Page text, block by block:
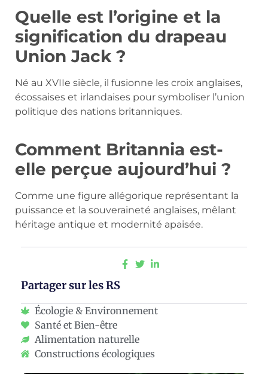
Quelle est l’origine et la
signification du drapeau
Union Jack ?
Né au XVIIe siècle, il fusionne les croix anglaises,
écossaises et irlandaises pour symboliser l’union
politique des nations britanniques.
Comment Britannia est-
elle perçue aujourd’hui ?
Comme une figure allégorique représentant la
puissance et la souveraineté anglaises, mêlant
héritage antique et modernité apaisée.
Partager sur les RS
Écologie & Environnement
Santé et Bien-être
Alimentation naturelle
Constructions écologiques